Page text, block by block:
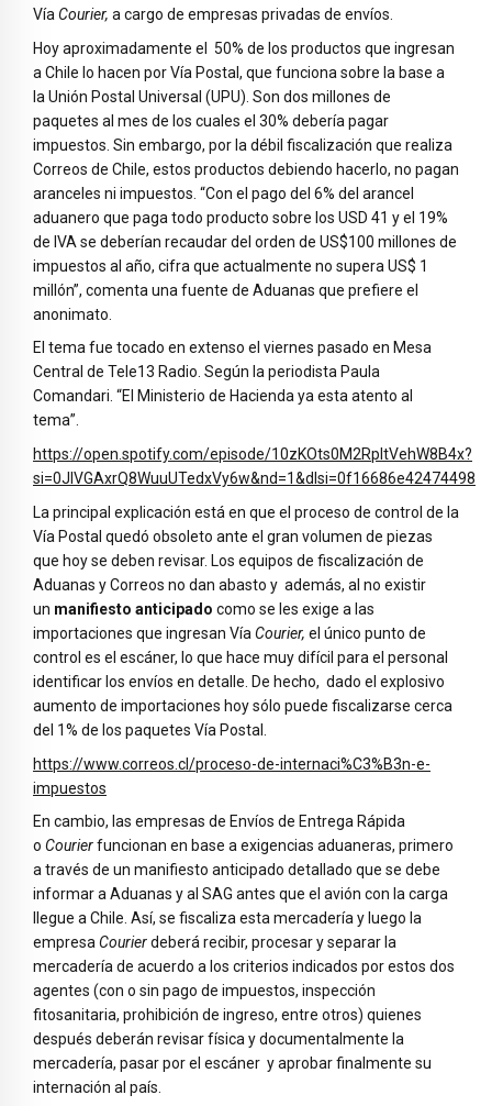
Vía Courier, a cargo de empresas privadas de envíos.
Hoy aproximadamente el 50% de los productos que ingresan
a Chile lo hacen por Vía Postal, que funciona sobre la base a
la Unión Postal Universal (UPU). Son dos millones de
paquetes al mes de los cuales el 30% debería pagar
impuestos. Sin embargo, por la débil fiscalización que realiza
Correos de Chile, estos productos debiendo hacerlo, no pagan
aranceles ni impuestos. “Con el pago del 6% del arancel
aduanero que paga todo producto sobre los USD 41 y el 19%
de IVA se deberían recaudar del orden de US$100 millones de
impuestos al año, cifra que actualmente no supera US$ 1
millón”, comenta una fuente de Aduanas que prefiere el
anonimato.
El tema fue tocado en extenso el viernes pasado en Mesa
Central de Tele13 Radio. Según la periodista Paula
Comandari. “El Ministerio de Hacienda ya esta atento al
tema”.
https://open.spotify.com/episode/10zKOts0M2RpltVehW8B4x?
si=0JlVGAxrQ8WuuUTedxVy6w&nd=1&dlsi=0f16686e42474498
La principal explicación está en que el proceso de control de la
Vía Postal quedó obsoleto ante el gran volumen de piezas
que hoy se deben revisar. Los equipos de fiscalización de
Aduanas y Correos no dan abasto y además, al no existir
un manifiesto anticipado como se les exige a las
importaciones que ingresan Vía Courier, el único punto de
control es el escáner, lo que hace muy difícil para el personal
identificar los envíos en detalle. De hecho, dado el explosivo
aumento de importaciones hoy sólo puede fiscalizarse cerca
del 1% de los paquetes Vía Postal.
https://www.correos.cl/proceso-de-internaci%C3%B3n-e-
impuestos
En cambio, las empresas de Envíos de Entrega Rápida
o Courierfuncionan en base a exigencias aduaneras, primero
a través de un manifiesto anticipado detallado que se debe
informar a Aduanas y al SAG antes que el avión con la carga
llegue a Chile. Así, se fiscaliza esta mercadería y luego la
empresaCourierdeberá recibir, procesar y separar la
mercadería de acuerdo a los criterios indicados por estos dos
agentes (con o sin pago de impuestos, inspección
fitosanitaria, prohibición de ingreso, entre otros) quienes
después deberán revisar física y documentalmente la
mercadería, pasar por el escáner y aprobar finalmente su
internación al país.